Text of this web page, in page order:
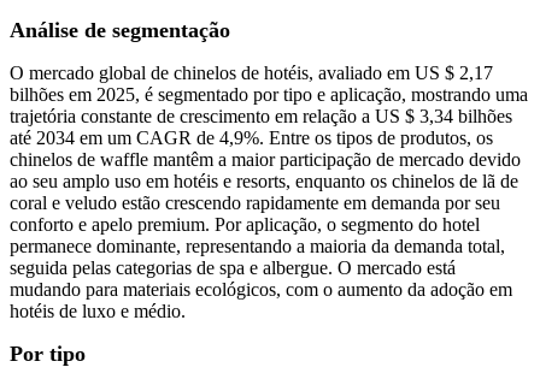
Análise de segmentação
O mercado global de chinelos de hotéis, avaliado em US $ 2,17
bilhões em 2025, é segmentado por tipo e aplicação, mostrando uma
trajetória constante de crescimento em relação a US $ 3,34 bilhões
até 2034 em um CAGR de 4,9%. Entre os tipos de produtos, os
chinelos de waffle mantêm a maior participação de mercado devido
ao seu amplo uso em hotéis e resorts, enquanto os chinelos de lã de
coral e veludo estão crescendo rapidamente em demanda por seu
conforto e apelo premium. Por aplicação, o segmento do hotel
permanece dominante, representando a maioria da demanda total,
seguida pelas categorias de spa e albergue. O mercado está
mudando para materiais ecológicos, com o aumento da adoção em
hotéis de luxo e médio.
Por tipo